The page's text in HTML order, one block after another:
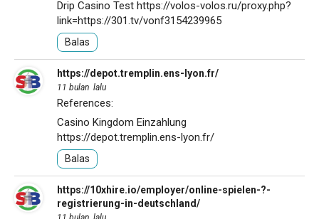
Drip Casino Test https://volos-volos.ru/proxy.php?
link=https://301.tv/vonf3154239965
Balas
https://depot.tremplin.ens-lyon.fr/
11 bulan lalu
References:
Casino Kingdom Einzahlung
https://depot.tremplin.ens-lyon.fr/
Balas
https://10xhire.io/employer/online-spielen-?-
registrierung-in-deutschland/